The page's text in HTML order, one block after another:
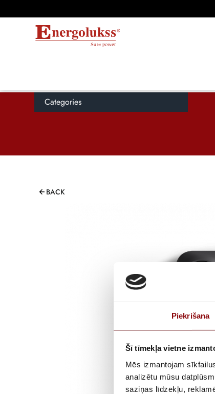
Piekrišana
Šī tīmekļa vietne
Mēs izmantojam
analizētu mūsu
saziņas līdzekļu,
Categories
BACK